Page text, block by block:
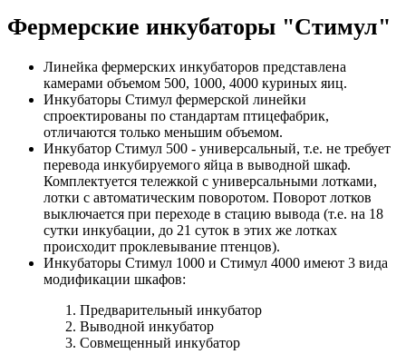
Фермерские инкубаторы "Стимул"
Линейка фермерских инкубаторов представлена
камерами объемом 500, 1000, 4000 куриных яиц.
Инкубаторы Стимул фермерской линейки
спроектированы по стандартам птицефабрик,
отличаются только меньшим объемом.
Инкубатор Стимул 500 - универсальный, т.е. не требует
перевода инкубируемого яйца в выводной шкаф.
Комплектуется тележкой с универсальными лотками,
лотки с автоматическим поворотом. Поворот лотков
выключается при переходе в стацию вывода (т.е. на 18
сутки инкубации, до 21 суток в этих же лотках
происходит проклевывание птенцов).
Инкубаторы Стимул 1000 и Стимул 4000 имеют 3 вида
модификации шкафов:
Предварительный инкубатор
Выводной инкубатор
Совмещенный инкубатор